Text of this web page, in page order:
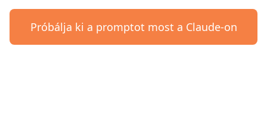
Próbálja ki a promptot most a Claude-on